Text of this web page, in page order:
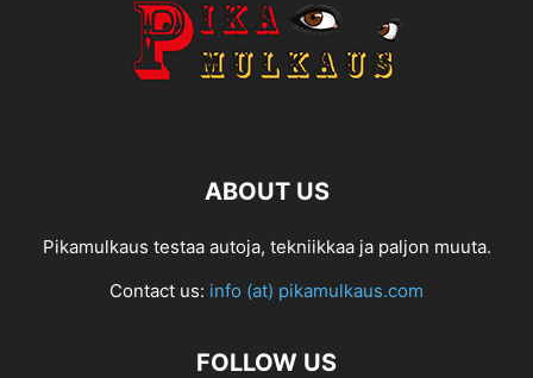
ABOUT US
Pikamulkaus testaa autoja, tekniikkaa ja paljon muuta.
Contact us: info (at) pikamulkaus.com
FOLLOW US